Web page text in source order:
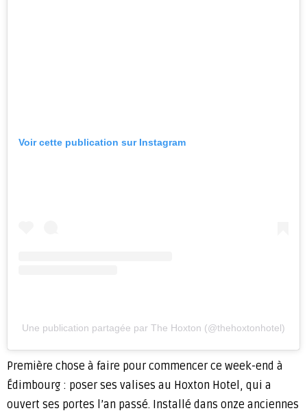
Voir cette publication sur Instagram
Une publication partagée par The Hoxton (@thehoxtonhotel)
Première chose à faire pour commencer ce week-end à
Édimbourg : poser ses valises au Hoxton Hotel, qui a
ouvert ses portes l’an passé. Installé dans onze anciennes